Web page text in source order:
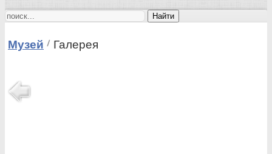
Найти
Музей Галерея